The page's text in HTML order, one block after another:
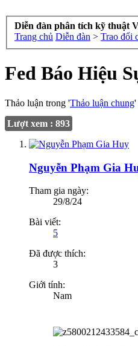
Diễn đàn phân tích kỹ thuật
Trang chủ Diễn đàn > Trao đổi
Fed Báo Hiệu
Thảo luận trong 'Thảo luận chung'
Lượt xem : 893
Nguyễn Phạm Gia
Tham gia ngày:
29/8/24
Bài viết:
5
Đã được thích:
3
Giới tính:
Nam